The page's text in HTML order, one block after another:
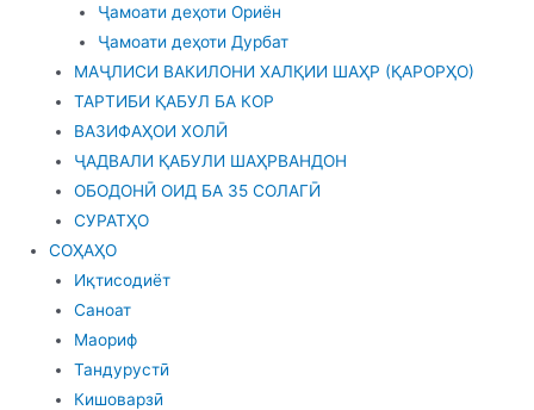
Ҷамоати деҳоти Ориён
Ҷамоати деҳоти Дурбат
МАҶЛИСИ ВАКИЛОНИ ХАЛҚИИ ШАҲР (ҚАРОРҲО)
ТАРТИБИ ҚАБУЛ БА КОР
ВАЗИФАҲОИ ХОЛӢ
ҶАДВАЛИ ҚАБУЛИ ШАҲРВАНДОН
ОБОДОНӢ ОИД БА 35 СОЛАГӢ
СУРАТҲО
СОҲАҲО
Иқтисодиёт
Саноат
Маориф
Тандурустӣ
Кишоварзӣ